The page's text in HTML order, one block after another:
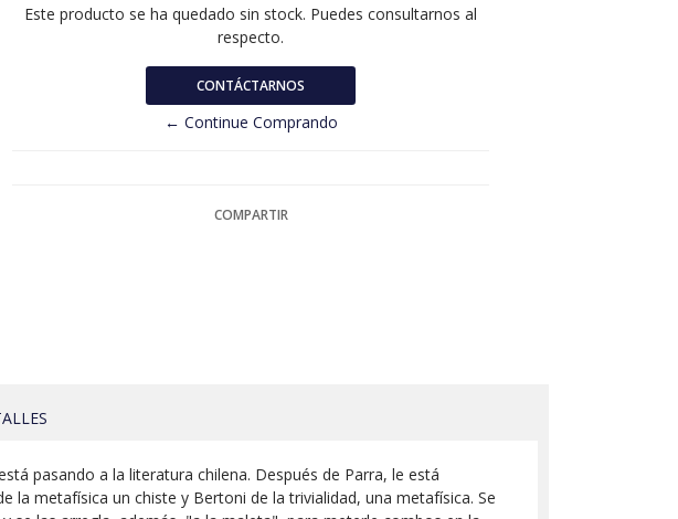
Este producto se ha quedado sin stock. Puedes consultarnos al
respecto.
CONTÁCTARNOS
← Continue Comprando
COMPARTIR
pasando a la literatura chilena. Después de Parra, le está
la metafísica un chiste y Bertoni de la trivialidad, una metafísica. Se